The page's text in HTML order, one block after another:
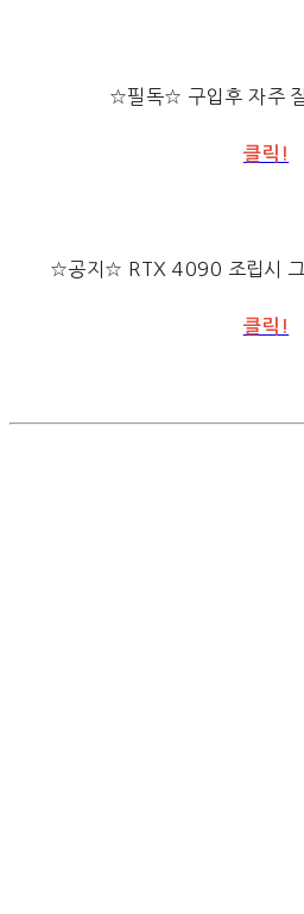
☆필독☆ 구입후 자주
클릭!
☆공지☆ RTX 4090 조립시 그
클릭!